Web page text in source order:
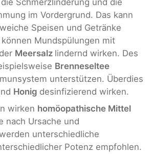
im Vordergrund. Das kann
Speisen und Getränke
Mundspülungen mit
Meersalz lindernd wirken. Des
Brenneseltee
unterstützen. Überdies
Honig desinfizierend wirken.
wirken homöopathische Mittel
nach Ursache und
unterschiedliche
Potenz empfohlen.